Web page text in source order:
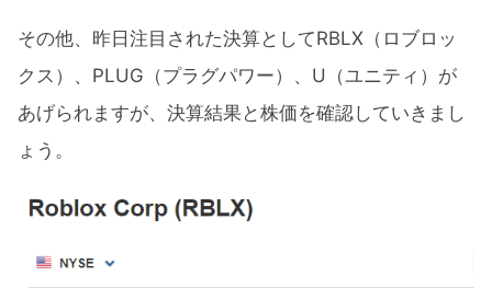
その他、昨日注目された決算としてRBLX（ロブロッ
クス）、PLUG（プラグパワー）、U（ユニティ）が
あげられますが、決算結果と株価を確認していきまし
ょう。